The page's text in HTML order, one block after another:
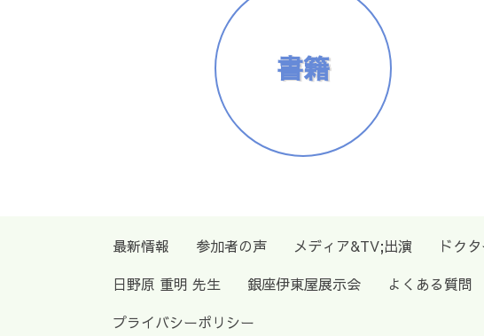
書籍
最新情報 参加者の声 メディア&TV;出演 ドク
日野原 重明 先生
銀座伊東屋展示会 よくある質問
プライバシーポリシー